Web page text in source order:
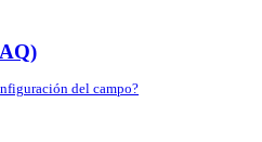
del campo?